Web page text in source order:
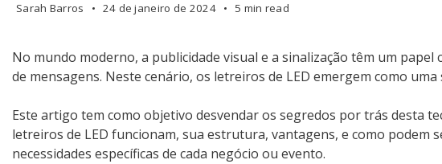
Sarah Barros 24 de janeiro de 2024 5 min read
No mundo moderno, a publicidade visual e a sinalização têm um papel
de mensagens. Neste cenário, os letreiros de LED emergem como
Este artigo tem como objetivo desvendar os segredos por trás desta
letreiros de LED funcionam, sua estrutura, vantagens, e como podem
necessidades específicas de cada negócio ou evento.